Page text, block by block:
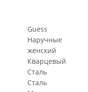
Guess
Наручные
женский
Кварцевый
Сталь
Сталь